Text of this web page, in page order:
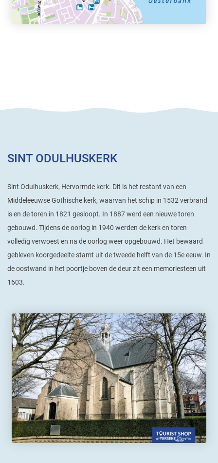
SINT ODULHUSKERK
Sint Odulhuskerk, Hervormde kerk. Dit is het restant van een
Middeleeuwse Gothische kerk, waarvan het schip in 1532 verbrand
is en de toren in 1821 gesloopt. In 1887 werd een nieuwe toren
gebouwd. Tijdens de oorlog in 1940 werden de kerk en toren
volledig verwoest en na de oorlog weer opgebouwd. Het bewaard
gebleven koorgedeelte stamt uit de tweede helft van de 15e eeuw. In
de oostwand in het poortje boven de deur zit een memoriesteen uit
1603.